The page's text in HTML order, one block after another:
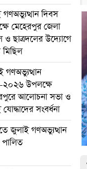
দিবস
মেহেরপুর জেলা
ছাত্রদলের উদ্যোগে
মিছিল
গণঅভ্যুত্থান
২০২৬ উপলক্ষে
আলোচনা সভা ও
সংবর্ধনা
জুলাই গণঅভ্যুত্থান